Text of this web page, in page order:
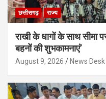
छत्तीसगढ़ राज्य
राखी के धागों के साथ सीमा
बहनों की शुभकामनाएं’
August 9, 2026 News Desk